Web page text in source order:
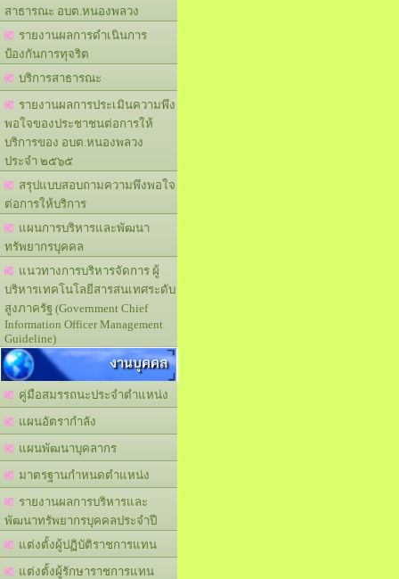
สาธารณะ อบต.หนองพลวง
รายงานผลการดำเนินการ
ป้องกันการทุจริต
บริการสาธารณะ
รายงานผลการประเมินความพึง
พอใจของประชาชนต่อการให้
บริการของ อบต.หนองพลวง
ประจำ ๒๕๖๕
สรุปแบบสอบถามความพึงพอใจ
ต่อการให้บริการ
แผนการบริหารและพัฒนา
ทรัพยากรบุคคล
แนวทางการบริหารจัดการ ผู้
บริหารเทคโนโลยีสารสนเทศระดับ
สูงภาครัฐ (Government Chief
Information Officer Management
Guideline)
งานบุคคล
คู่มือสมรรถนะประจำตำแหน่ง
แผนอัตรากำลัง
แผนพัฒนาบุคลากร
มาตรฐานกำหนดตำแหน่ง
รายงานผลการบริหารและ
พัฒนาทรัพยากรบุคคลประจำปี
แต่งตั้งผู้ปฏิบัติราชการแทน
แต่งตั้งผู้รักษาราชการแทน